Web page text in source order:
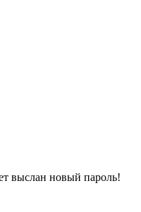
выслан новый пароль!